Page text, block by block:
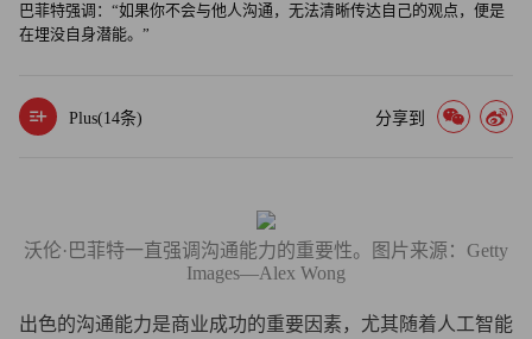
巴菲特强调：“如果你不会与他人沟通，无法清晰传达自己的观点，便是
在埋没自身潜能。”
Plus(14条) 分享到
沃伦·巴菲特一直强调沟通能力的重要性。图片来源：Getty
Images—Alex Wong
出色的沟通能力是商业成功的重要因素，尤其随着人工智能